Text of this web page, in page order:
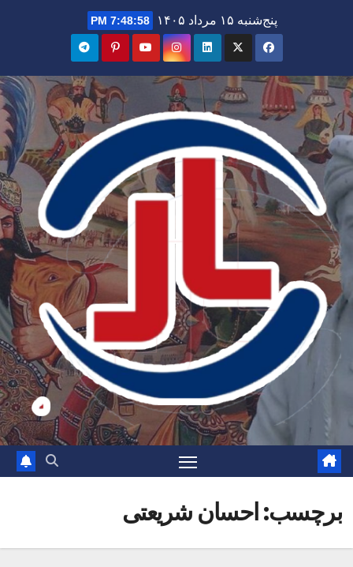
پنج‌شنبه ۱۵ مرداد ۱۴۰۵ 7:48:59 PM
برچسب: احسان شریعتی